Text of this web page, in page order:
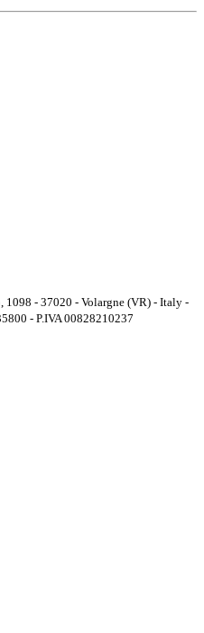
1098 - 37020 - Volargne (VR) - Italy -
- P.IVA 00828210237